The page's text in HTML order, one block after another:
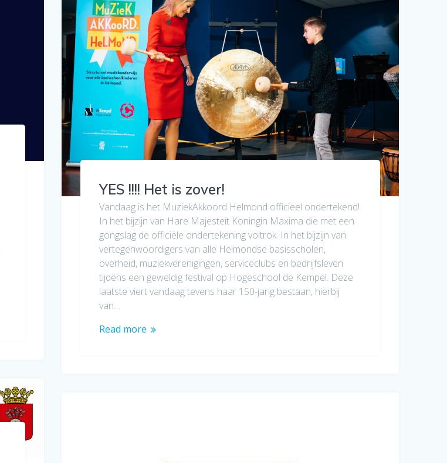
YES !!!! Het is zover!
Vandaag is het MuziekAkkoord Helmond officieel ondertekend!
In het bijzijn van Hare Majesteit Koningin Maxima die met een
gongslag de officiële ondertekening voltrok. In het bijzijn van
vertegenwoordigers van alle Helmondse basisscholen,
overheid, muziekverenigingen, serviceclubs en bedrijfsleven
tijdens een geweldig festival op Hogeschool de Kempel. Deze
laatste viert vandaag tevens haar 150-jarig bestaan, hierbij
van…
Read more